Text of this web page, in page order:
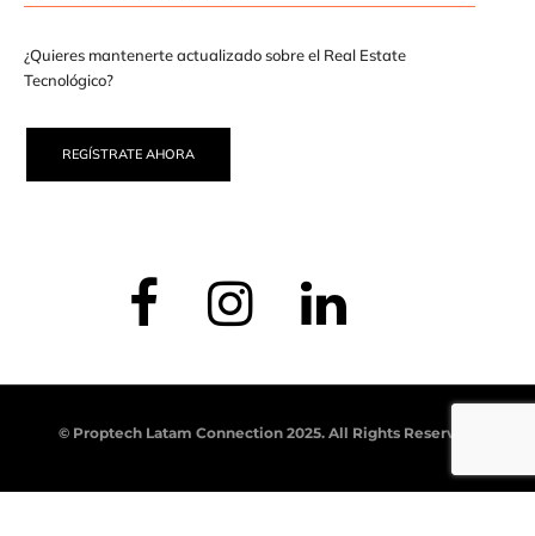
¿Quieres mantenerte actualizado sobre el Real Estate
Tecnológico?
REGÍSTRATE AHORA
© Proptech Latam Connection 2025. All Rights Reserved.